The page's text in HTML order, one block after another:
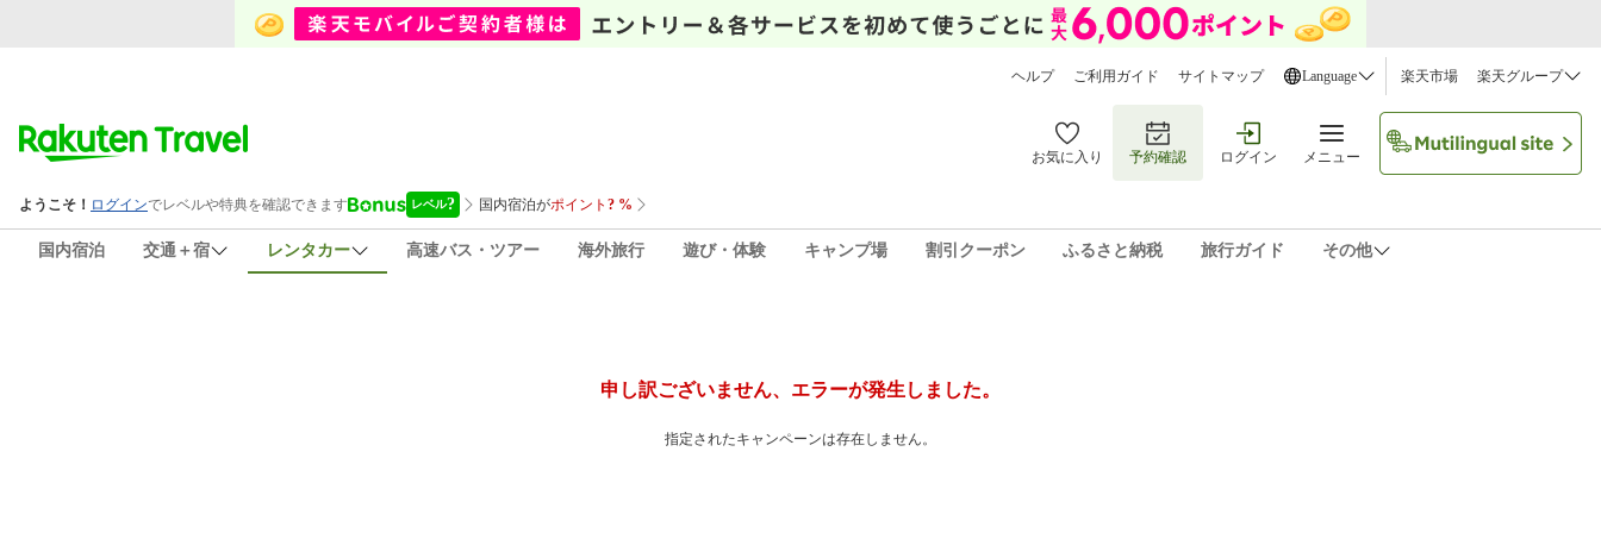
ヘルプ ご利用ガイド サイトマップ Language 楽天市場 楽天グループ
お気に入り 予約確認 ログイン メニュー
国内宿泊 交通＋宿 レンタカー 高速バス・ツアー 海外旅行 遊び・体験 キャンプ場 割引クーポン ふるさと納税 旅行ガイド その他
申し訳ございません、エラーが発生しました。
指定されたキャンペーンは存在しません。